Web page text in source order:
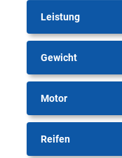
Leistung
Gewicht
Motor
Reifen